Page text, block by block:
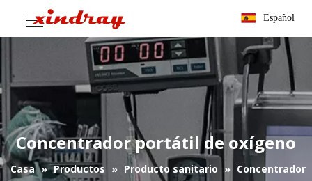
Español
Concentrador portátil de oxígeno
Casa » Productos » Producto sanitario » Concentrador